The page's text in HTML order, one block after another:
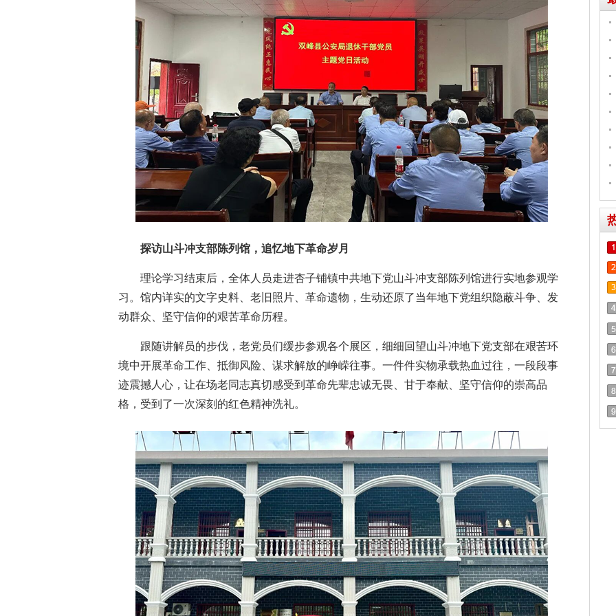
探访山斗冲支部陈列馆，追忆地下革命岁月
理论学习结束后，全体人员走进杏子铺镇中共地下党山斗冲支部陈列馆进行实地参观学
习。馆内详实的文字史料、老旧照片、革命遗物，生动还原了当年地下党组织隐蔽斗争、发
动群众、坚守信仰的艰苦革命历程。
跟随讲解员的步伐，老党员们缓步参观各个展区，细细回望山斗冲地下党支部在艰苦环
境中开展革命工作、抵御风险、谋求解放的峥嵘往事。一件件实物承载热血过往，一段段事
迹震撼人心，让在场老同志真切感受到革命先辈忠诚无畏、甘于奉献、坚守信仰的崇高品
格，受到了一次深刻的红色精神洗礼。